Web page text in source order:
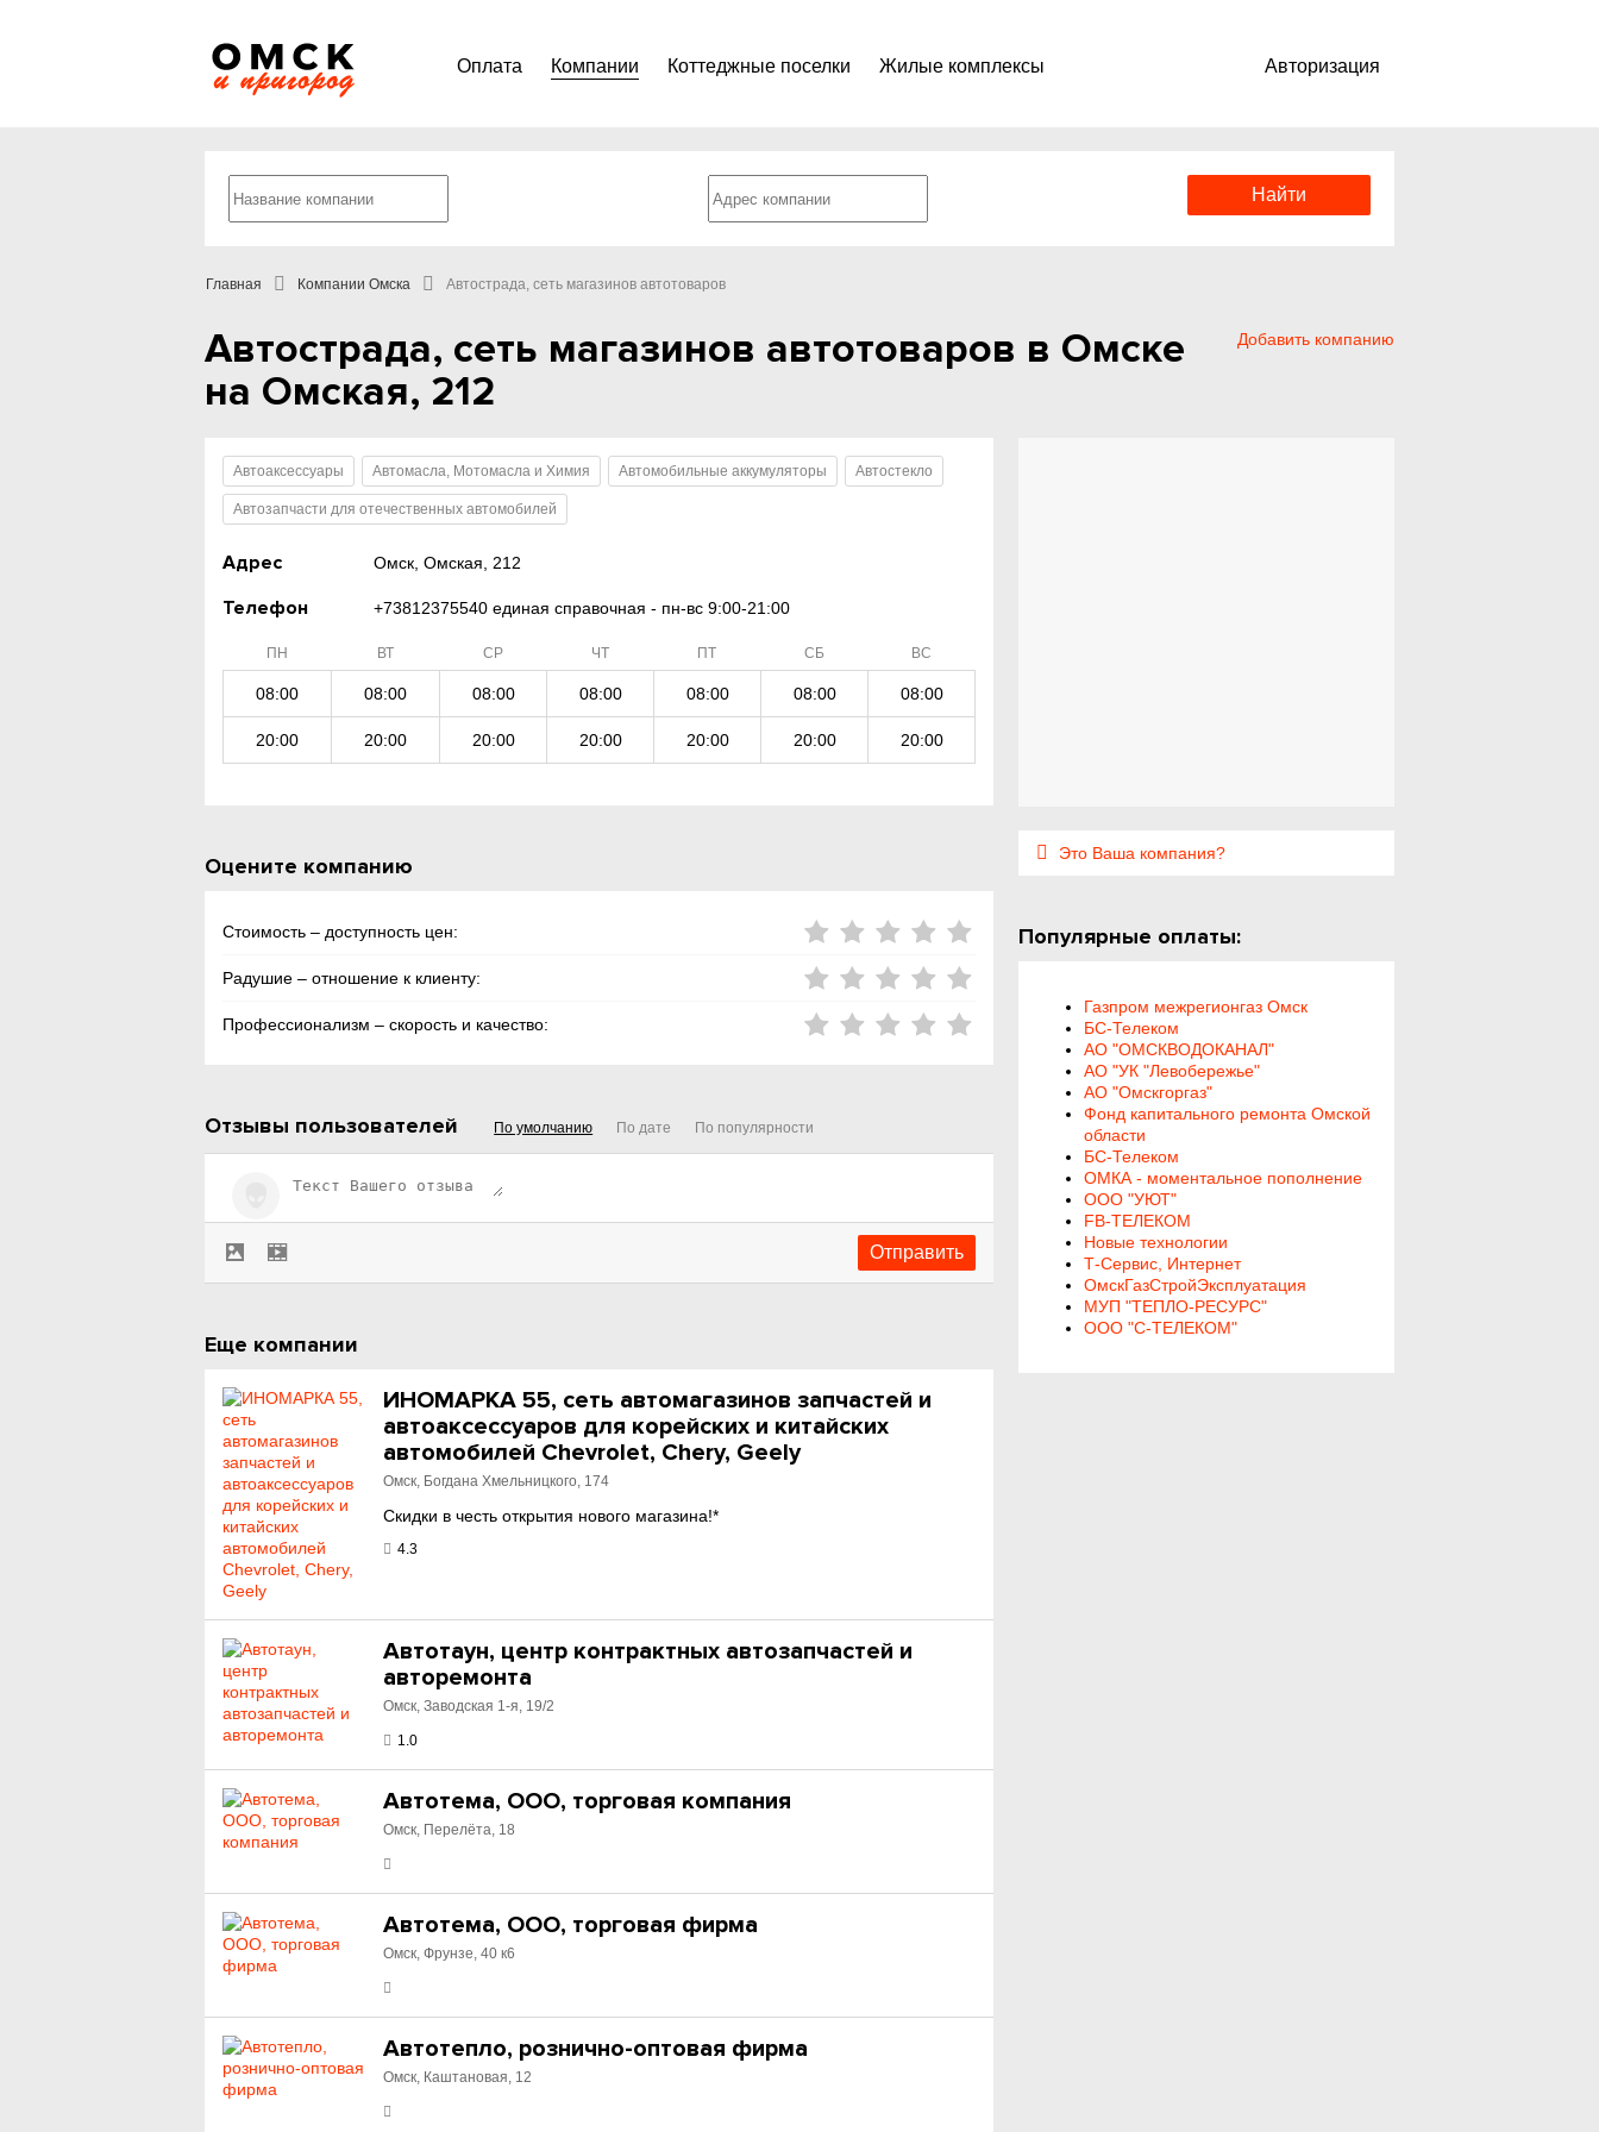
Оплата Компании Коттеджные поселки Жилые комплексы Авторизация
Главная Компании Омска Автострада, сеть магазинов автотоваров
Добавить компанию
Автострада, сеть магазинов автотоваров в Омске
на Омская, 212
Автоаксессуары Автомасла, Мотомасла и Химия Автомобильные аккумуляторы Автостекло
Автозапчасти для отечественных автомобилей
Адрес Омск, Омская, 212
Телефон +73812375540 единая справочная - пн-вс 9:00-21:00
ПН ВТ СР ЧТ ПТ СБ ВС
08:00 08:00 08:00 08:00 08:00 08:00 08:00
20:00 20:00 20:00 20:00 20:00 20:00 20:00
Оцените компанию
Стоимость – доступность цен:
Радушие – отношение к клиенту:
Профессионализм – скорость и качество:
Отзывы пользователей По умолчанию По дате По популярности
Еще компании
ИНОМАРКА 55, сеть автомагазинов запчастей и
автоаксессуаров для корейских и китайских
автомобилей Chevrolet, Chery, Geely
Омск, Богдана Хмельницкого, 174
Скидки в честь открытия нового магазина!*
4.3
Автотаун, центр контрактных автозапчастей и
авторемонта
Омск, Заводская 1-я, 19/2
1.0
Автотема, ООО, торговая компания
Омск, Перелёта, 18
Автотема, ООО, торговая фирма
Омск, Фрунзе, 40 к6
Автотепло, рознично-оптовая фирма
Омск, Каштановая, 12
Это Ваша компания?
Популярные оплаты:
Газпром межрегионгаз Омск
БС-Телеком
АО "ОМСКВОДОКАНАЛ"
АО "УК "Левобережье"
АО "Омскгоргаз"
Фонд капитального ремонта Омской
области
БС-Телеком
ОМКА - моментальное пополнение
ООО "УЮТ"
FB-ТЕЛЕКОМ
Новые технологии
Т-Сервис, Интернет
ОмскГазСтройЭксплуатация
МУП "ТЕПЛО-РЕСУРС"
ООО "С-ТЕЛЕКОМ"